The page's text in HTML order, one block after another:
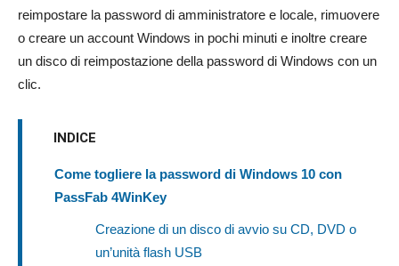
reimpostare la password di amministratore e locale, rimuovere
o creare un account Windows in pochi minuti e inoltre creare
un disco di reimpostazione della password di Windows con un
clic.
INDICE
Come togliere la password di Windows 10 con
PassFab 4WinKey
Creazione di un disco di avvio su CD, DVD o
un’unità flash USB